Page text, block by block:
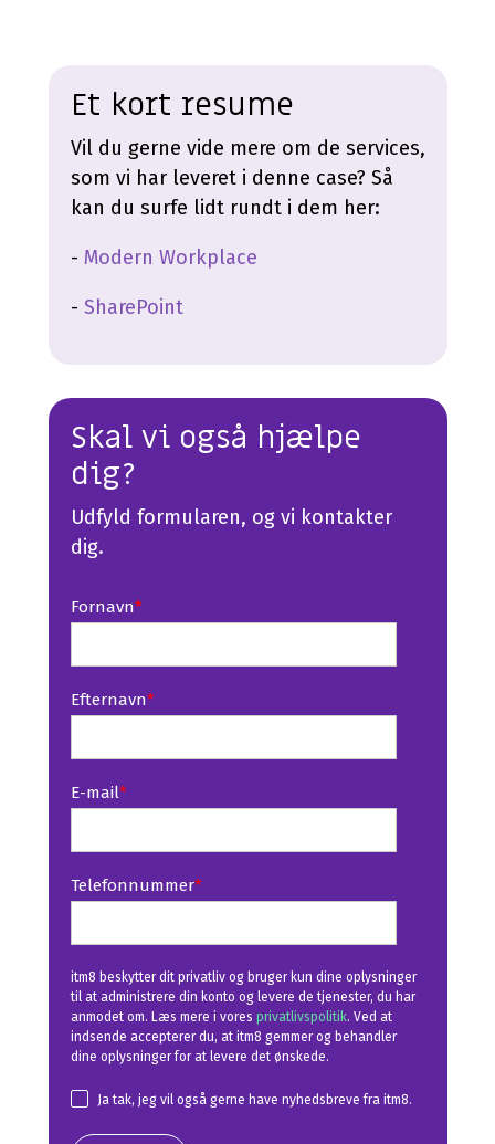
Et kort resume
Vil du gerne vide mere om de services,
som vi har leveret i denne case? Så
kan du surfe lidt rundt i dem her:
- Modern Workplace
- SharePoint
Skal vi også hjælpe
dig?
Udfyld formularen, og vi kontakter
dig.
Fornavn*
Efternavn*
E-mail*
Telefonnummer*
itm8 beskytter dit privatliv og bruger kun dine oplysninger
til at administrere din konto og levere de tjenester, du har
anmodet om. Læs mere i vores privatlivspolitik. Ved at
indsende accepterer du, at itm8 gemmer og behandler
dine oplysninger for at levere det ønskede.
Ja tak, jeg vil også gerne have nyhedsbreve fra itm8.